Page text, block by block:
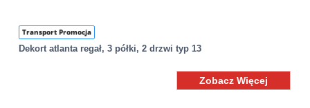
Transport Promocja
Dekort atlanta regał, 3 półki, 2 drzwi typ 13
Zobacz Więcej